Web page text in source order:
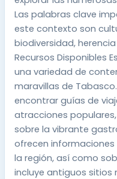
Las palabras clave
este contexto son
biodiversidad,
Recursos Disponibles
una variedad de
maravillas de
encontrar guías de
atracciones
sobre la vibrante
ofrecen
la región, así como
incluye antiguos sitios